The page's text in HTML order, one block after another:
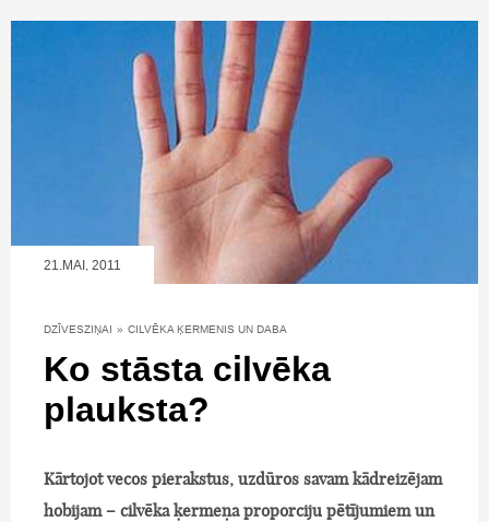
21.MAI, 2011
DZĪVESZIŅAI » CILVĒKA ĶERMENIS UN DABA
Ko stāsta cilvēka
plauksta?
Kārtojot vecos pierakstus, uzdūros savam kādreizējam
hobijam – cilvēka ķermeņa proporciju pētījumiem un